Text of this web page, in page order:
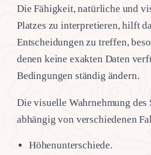
Die Fähigkeit, natürliche und
Platzes zu interpretieren, hilft
Entscheidungen zu treffen,
denen keine exakten Daten
Bedingungen ständig ändern.
Die visuelle Wahrnehmung des
abhängig von verschiedenen
Höhenunterschiede.